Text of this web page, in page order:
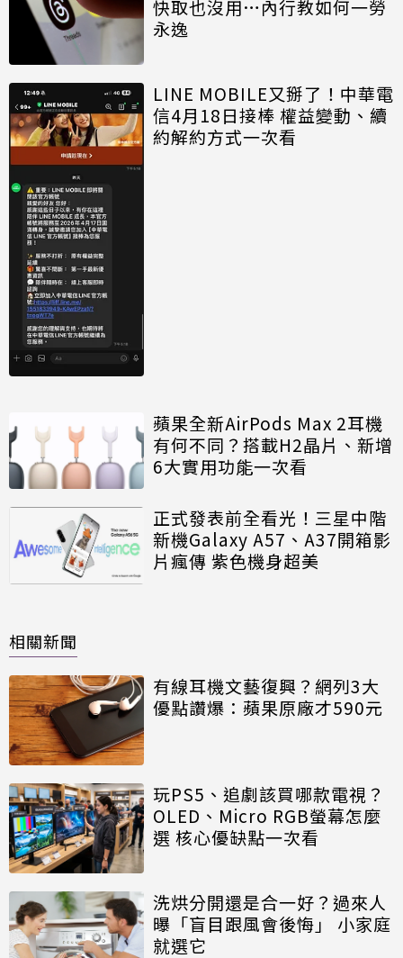
快取也沒用…內行教如何一勞
永逸
LINE MOBILE又掰了！中華電
信4月18日接棒 權益變動、續
約解約方式一次看
蘋果全新AirPods Max 2耳機
有何不同？搭載H2晶片、新增
6大實用功能一次看
正式發表前全看光！三星中階
新機Galaxy A57、A37開箱影
片瘋傳 紫色機身超美
相關新聞
有線耳機文藝復興？網列3大
優點讚爆：蘋果原廠才590元
玩PS5、追劇該買哪款電視？
OLED、Micro RGB螢幕怎麼
選 核心優缺點一次看
洗烘分開還是合一好？過來人
曝「盲目跟風會後悔」 小家庭
就選它